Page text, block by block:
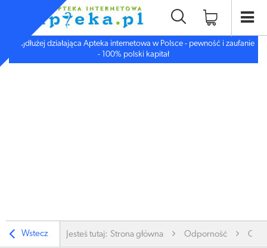
Najdłużej działająca Apteka internetowa w Polsce - pewność i zaufanie
- 100% polski kapitał
Wstecz Jesteś tutaj: Strona główna Odporność